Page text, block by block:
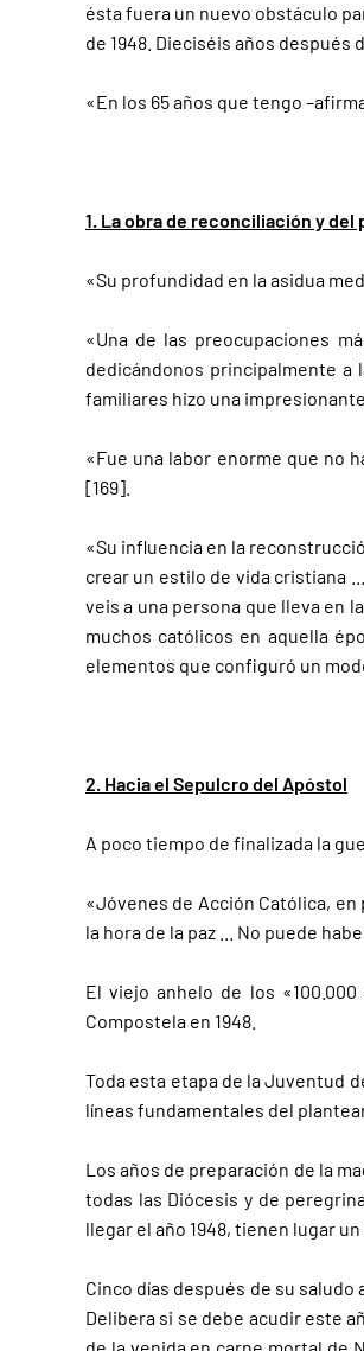
ésta fuera un nuevo obstáculo
de 1948. Dieciséis años después
«En los 65 años que tengo
1. La obra de reconciliación y del
«Su profundidad en la asidua
«Una de las preocupaciones
dedicándonos principalmente a
familiares hizo una
«Fue una labor enorme que no
[169].
«Su influencia en la
crear un estilo de vida cristiana
veis a una persona que lleva en
muchos católicos en aquella
elementos que configuró un
2. Hacia el Sepulcro del Apóstol
A poco tiempo de finalizada la
«Jóvenes de Acción Católica,
la hora de la paz ... No puede
El viejo anhelo de los
Compostela en 1948.
Toda esta etapa de la Juventud
líneas fundamentales del
Los años de preparación de la
todas las Diócesis y de
llegar el año 1948, tienen lugar
Cinco días después de su saludo
Delibera si se debe acudir este